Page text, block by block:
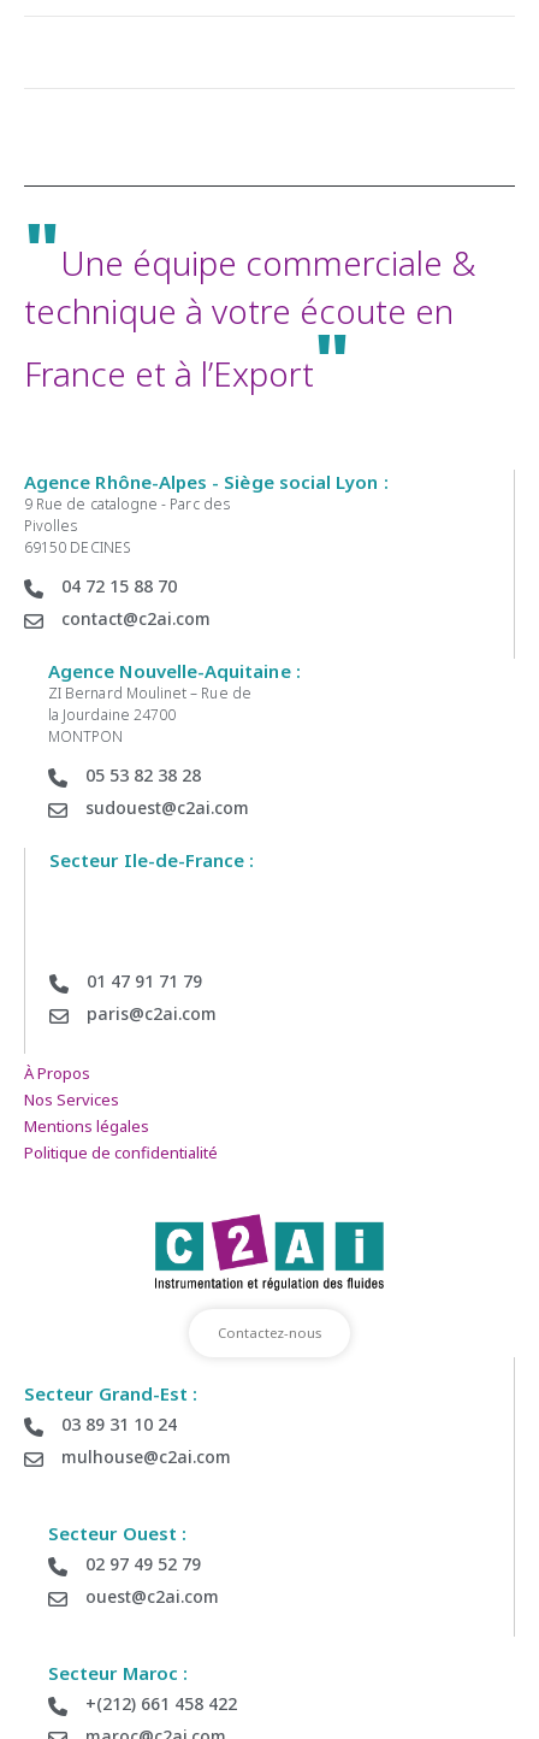
"Une équipe commerciale &
technique à votre écoute en
France et à l’Export"
Agence Rhône-Alpes - Siège social Lyon :
9 Rue de catalogne - Parc des
Pivolles
69150 DECINES
04 72 15 88 70
contact@c2ai.com
Agence Nouvelle-Aquitaine :
ZI Bernard Moulinet – Rue de
la Jourdaine 24700
MONTPON
05 53 82 38 28
sudouest@c2ai.com
Secteur Ile-de-France :
01 47 91 71 79
paris@c2ai.com
À Propos
Nos Services
Mentions légales
Politique de confidentialité
Contactez-nous
Secteur Grand-Est :
03 89 31 10 24
mulhouse@c2ai.com
Secteur Ouest :
02 97 49 52 79
ouest@c2ai.com
Secteur Maroc :
+(212) 661 458 422
Déposez votre demande de Devis
recontacter par notre équipe commerciale